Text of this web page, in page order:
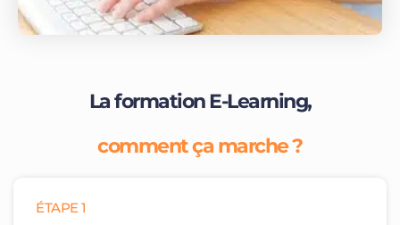
La formation E-Learning,
comment ça marche ?
ÉTAPE 1